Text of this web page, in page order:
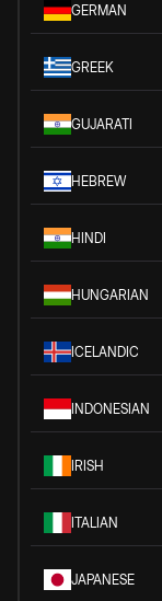
GERMAN
GREEK
GUJARATI
HEBREW
HINDI
HUNGARIAN
ICELANDIC
INDONESIAN
IRISH
ITALIAN
JAPANESE